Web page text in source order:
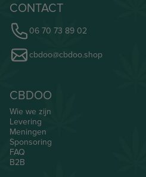
CONTACT
06 70 73 89 02
cbdoo@cbdoo.shop
CBDOO
Wie we zijn
Levering
Meningen
Sponsoring
FAQ
B2B